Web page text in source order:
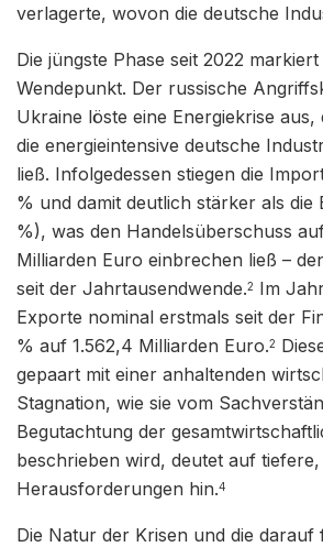
verlagerte, wovon die deutsche
Die jüngste Phase seit 2022
Wendepunkt. Der russische
Ukraine löste eine Energiekrise aus,
die energieintensive deutsche
ließ. Infolgedessen stiegen die
% und damit deutlich stärker als die
%), was den Handelsüberschuss
Milliarden Euro einbrechen ließ –
seit der Jahrtausendwende.2 Im
Exporte nominal erstmals seit der
% auf 1.562,4 Milliarden Euro.2
gepaart mit einer anhaltenden
Stagnation, wie sie vom
Begutachtung der
beschrieben wird, deutet auf
Herausforderungen hin.4
Die Natur der Krisen und die darauf